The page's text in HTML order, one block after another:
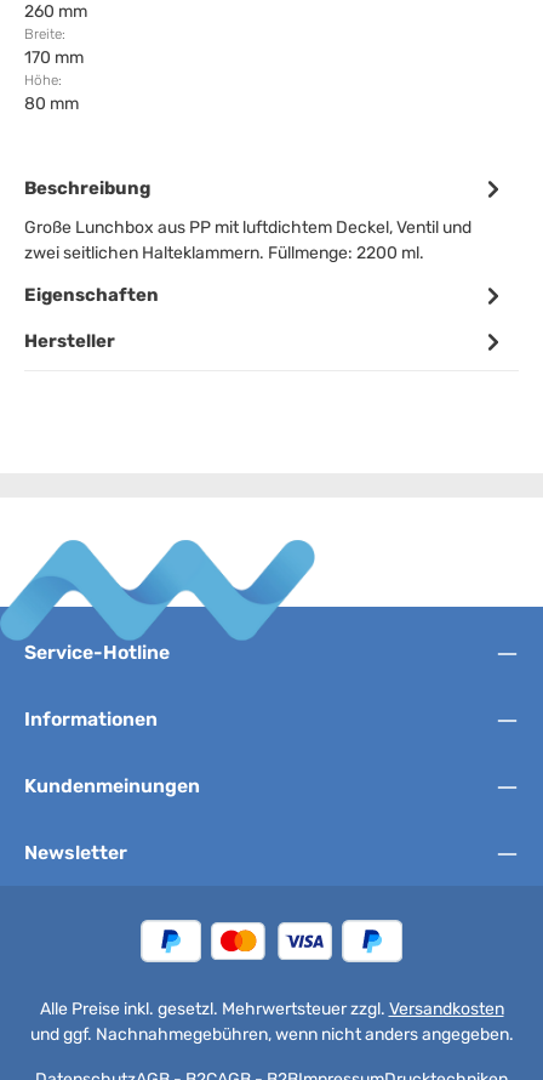
260 mm
Breite:
170 mm
Höhe:
80 mm
Beschreibung
Große Lunchbox aus PP mit luftdichtem Deckel, Ventil und
zwei seitlichen Halteklammern. Füllmenge: 2200 ml.
Eigenschaften
Hersteller
Service-Hotline
Informationen
Kundenmeinungen
Newsletter
Alle Preise inkl. gesetzl. Mehrwertsteuer zzgl. Versandkosten
und ggf. Nachnahmegebühren, wenn nicht anders angegeben.